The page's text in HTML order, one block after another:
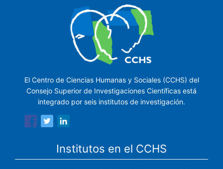
El Centro de Ciencias Humanas y Sociales (CCHS) del
Consejo Superior de Investigaciones Científicas está
integrado por seis institutos de investigación.
Institutos en el CCHS